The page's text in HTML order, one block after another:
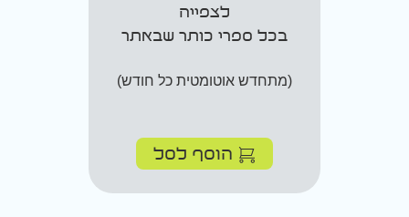
לצפייה
בכל ספרי כותר שבאתר
(מתחדש אוטומטית כל חודש)
הוסף לסל